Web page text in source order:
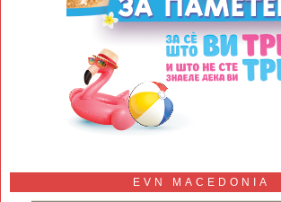
EVN MACEDONIA